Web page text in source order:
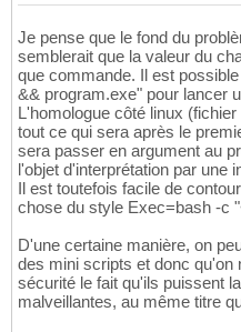
Je pense que le fond du
semblerait que la valeur du
que commande. Il est
&& program.exe" pour lancer
L'homologue côté linux
tout ce qui sera après le
sera passer en argument au
l'objet d'interprétation par une
Il est toutefois facile de
chose du style Exec=bash -c
D'une certaine manière, on
des mini scripts et donc qu'on
sécurité le fait qu'ils puissent
malveillantes, au même titre